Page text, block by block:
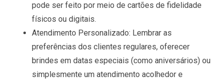
pode ser feito por meio de cartões de fidelidade
físicos ou digitais.
Atendimento Personalizado: Lembrar as
preferências dos clientes regulares, oferecer
brindes em datas especiais (como aniversários) ou
simplesmente um atendimento acolhedor e